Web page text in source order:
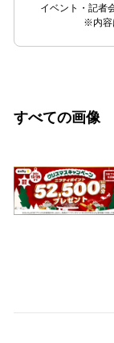
イベント・記者
※内容
すべての画像